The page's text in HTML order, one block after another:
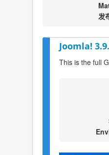
发
Joomla!
This is the full